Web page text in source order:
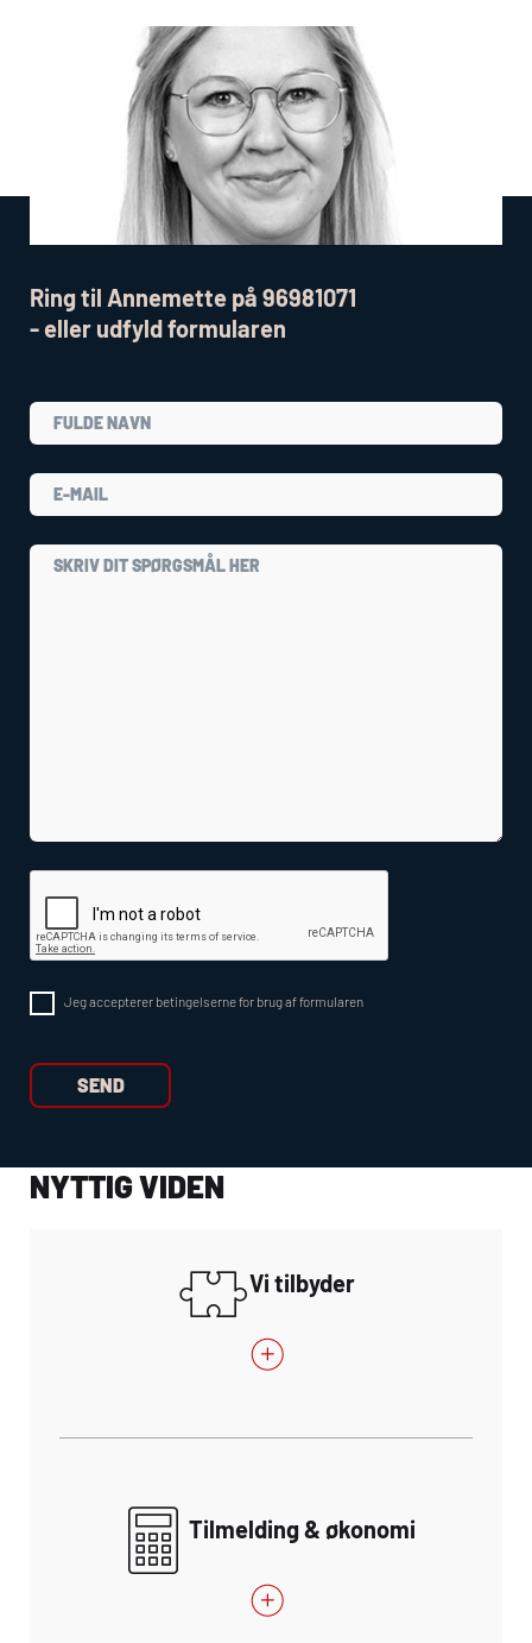
Ring til Annemette på 96981071
- eller udfyld formularen
Jeg accepterer betingelserne for brug af formularen
NYTTIG VIDEN
Vi tilbyder
Tilmelding & økonomi